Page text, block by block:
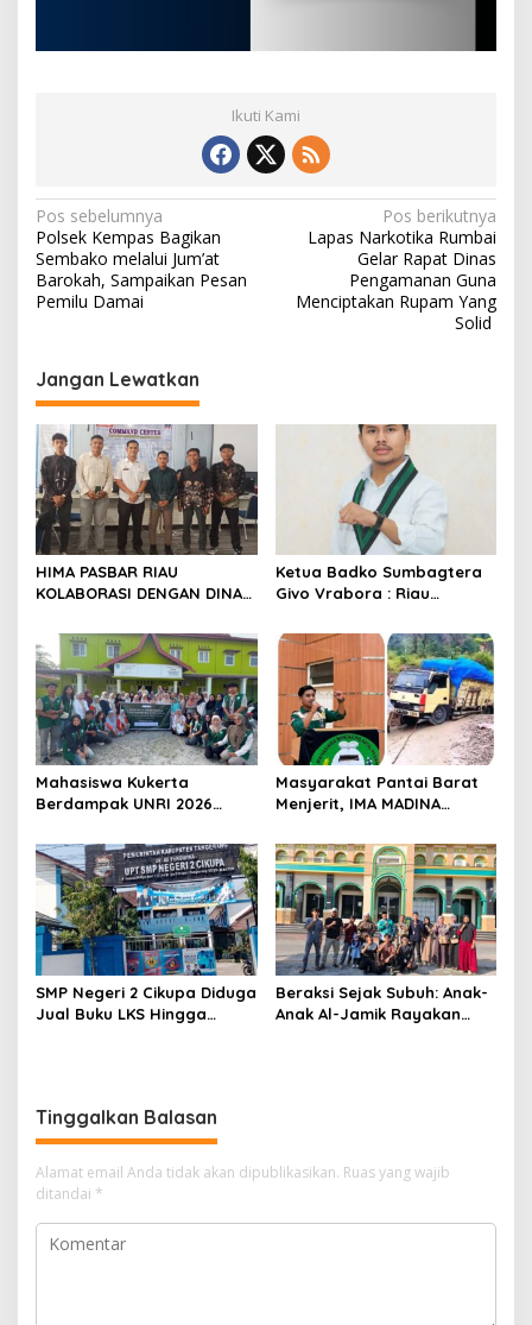
Ikuti Kami
N
a
v
i
a
s
i
p
o
s
Pos sebelumnya
Polsek Kempas Bagikan
Sembako melalui Jum’at
Barokah, Sampaikan Pesan
Pemilu Damai
Pos berikutnya
Lapas Narkotika Rumbai
Gelar Rapat Dinas
Pengamanan Guna
Menciptakan Rupam Yang
Solid
Jangan Lewatkan
HIMA PASBAR RIAU
KOLABORASI DENGAN DINAS
DAN NAGARI: SIAP
MENGAWAL DAN MENGAWASI
PILWANA BADUNSANAK
KABUPATEN PASAMAN BARAT
2026
Ketua Badko Sumbagtera
Givo Vrabora : Riau
Standar Tinggi Dalam Tata
Kelola BUMD yang Bersih
dan Akuntabel
Mahasiswa Kukerta
Berdampak UNRI 2026
Lilin Aromaterapi dari
Minyak Jelantah Bersama
Ibu-Ibu PPK di Desa Pekan
Tua, Kempas.
Masyarakat Pantai Barat
Menjerit, IMA MADINA
Perbaikan Total Jalan
Lintas Batang Natal- Natal
SMP Negeri 2 Cikupa Diduga
Jual Buku LKS Hingga
Beraksi Sejak Subuh: Anak-
Anak Al-Jamik Rayakan
Tinggalkan Balasan
Alamat email Anda tidak akan dipublikasikan. Ruas yang wajib
ditandai *